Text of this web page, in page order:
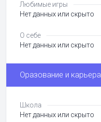
Любимые игры
Нет данных или скрыто
О себе
Нет данных или скрыто
Оразование и карьера
Школа
Нет данных или скрыто